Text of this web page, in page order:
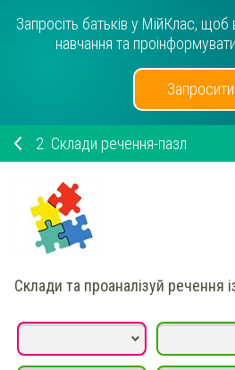
Запросіть батьків у МійКлас,
навчання та
Запросити
2. Склади речення-пазл
Склади та проаналізуй речення